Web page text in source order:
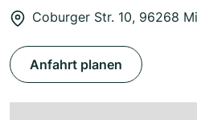
Coburger Str. 10, 96268
Anfahrt planen